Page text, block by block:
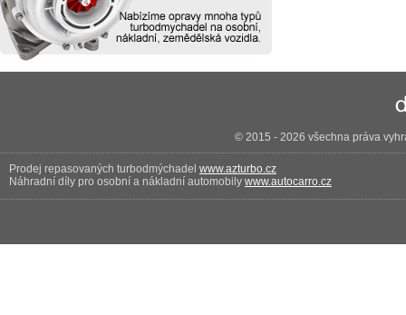
© 2015 - 2026 všechna práva
Prodej repasovaných turbodmýchadel www.azturbo.cz
Náhradní díly pro osobní a nákladní automobily www.autocarro.cz